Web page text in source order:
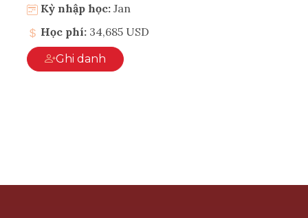
Kỳ nhập học: Jan
Học phí: 34,685 USD
Ghi danh